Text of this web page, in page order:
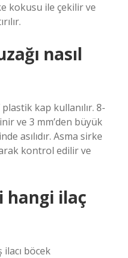
kokusu ile çekilir ve
nasıl
kap kullanılır. 8-
ve 3 mm’den büyük
asılıdır. Asma sirke
kontrol edilir ve
hangi ilaç
böcek